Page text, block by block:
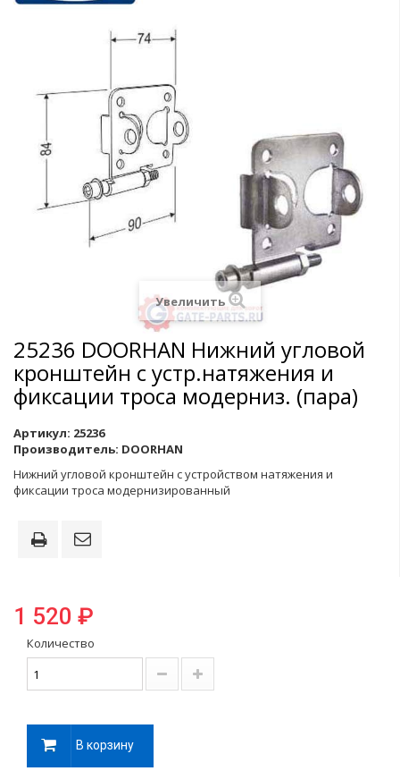
Увеличить
25236 DOORHAN Нижний угловой
кронштейн с устр.натяжения и
фиксации троса модерниз. (пара)
Артикул: 25236
Производитель: DOORHAN
Нижний угловой кронштейн с устройством натяжения и
фиксации троса модернизированный
1 520 ₽
Количество
В корзину